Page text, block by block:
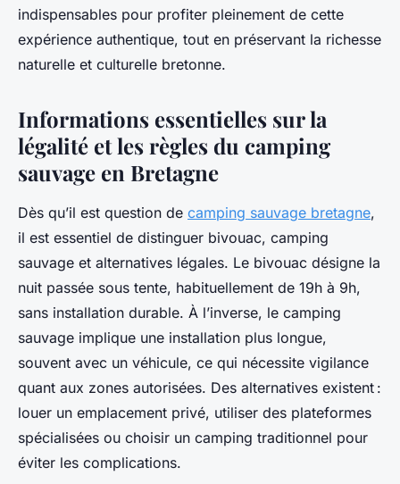
indispensables pour profiter pleinement de cette
expérience authentique, tout en préservant la richesse
naturelle et culturelle bretonne.
Informations essentielles sur la
légalité et les règles du camping
sauvage en Bretagne
Dès qu’il est question de camping sauvage bretagne,
il est essentiel de distinguer bivouac, camping
sauvage et alternatives légales. Le bivouac désigne la
nuit passée sous tente, habituellement de 19h à 9h,
sans installation durable. À l’inverse, le camping
sauvage implique une installation plus longue,
souvent avec un véhicule, ce qui nécessite vigilance
quant aux zones autorisées. Des alternatives existent :
louer un emplacement privé, utiliser des plateformes
spécialisées ou choisir un camping traditionnel pour
éviter les complications.